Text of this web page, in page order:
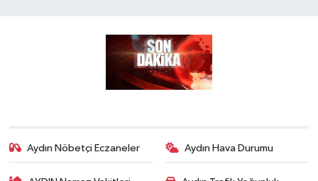
Aydın Nöbetçi Eczaneler Aydın Hava Durumu